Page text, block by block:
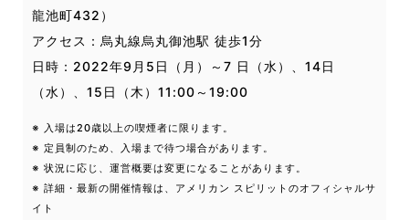
龍池町432）
アクセス：烏丸線烏丸御池駅 徒歩1分
日時：2022年9月5日（月）～7 日（水）、14日
（水）、15日（木）11:00～19:00
※ 入場は20歳以上の喫煙者に限ります。
※ 定員制のため、入場まで待つ場合があります。
※ 状況に応じ、運営概要は変更になることがあります。
※ 詳細・最新の開催情報は、アメリカン スピリットのオフィシャルサ
イト